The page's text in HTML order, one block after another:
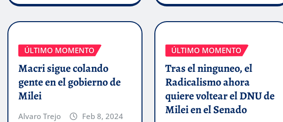
ÚLTIMO MOMENTO
Macri sigue colando
gente en el gobierno de
Milei
Alvaro Trejo Feb 8, 2024
ÚLTIMO MOMENTO
Tras el ninguneo, el
Radicalismo ahora
quiere voltear el DNU de
Milei en el Senado